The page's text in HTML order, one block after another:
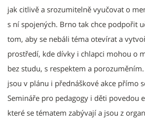
jak citlivě a srozumitelně vyučovat o
s ní spojených. Brno tak chce podpořit
tom, aby se nebáli téma otevírat a
prostředí, kde dívky i chlapci mohou o
bez studu, s respektem a
jsou v plánu i přednáškové akce přímo
Semináře pro pedagogy i děti povedou
které se tématem zabývají a jsou z